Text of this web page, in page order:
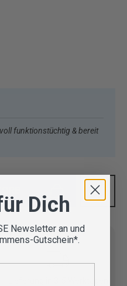
funktionstüchtig & bereit
Dich
Newsletter an und
Gutschein*.